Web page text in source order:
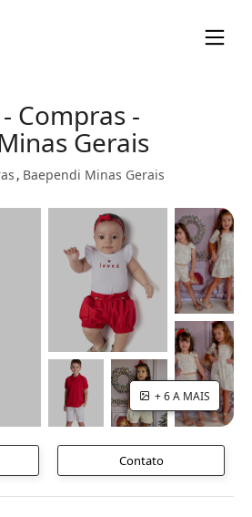
Compras -
Gerais
, Baependi Minas Gerais
+ 6 A MAIS
Contato